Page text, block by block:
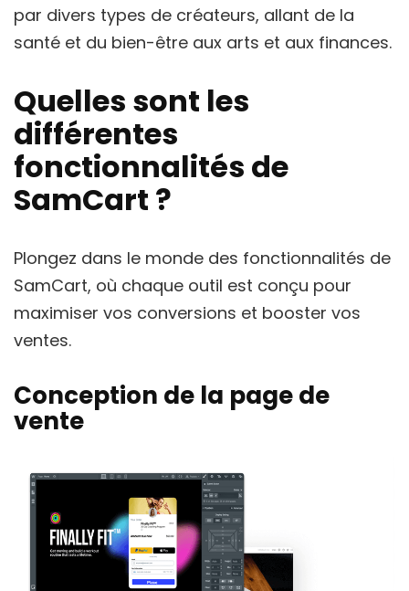
par divers types de créateurs, allant de la
santé et du bien-être aux arts et aux finances.
Quelles sont les
différentes
fonctionnalités de
SamCart ?
Plongez dans le monde des fonctionnalités de
SamCart, où chaque outil est conçu pour
maximiser vos conversions et booster vos
ventes.
Conception de la page de
vente